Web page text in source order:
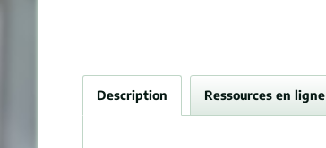
Description Ressources en ligne